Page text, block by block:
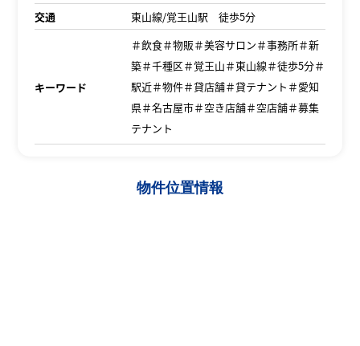
交通
東山線/覚王山駅 徒歩5分
キーワード
＃飲食＃物販＃美容サロン＃事務所＃新
築＃千種区＃覚王山＃東山線＃徒歩5分＃
駅近＃物件＃貸店舗＃貸テナント＃愛知
県＃名古屋市＃空き店舗＃空店舗＃募集
テナント
物件位置情報